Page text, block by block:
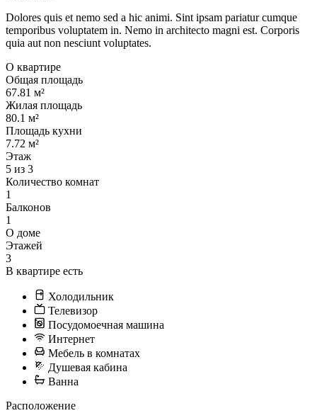
Dolores quis et nemo sed a hic animi. Sint ipsam pariatur cumque
temporibus voluptatem in. Nemo in architecto magni est. Corporis
quia aut non nesciunt voluptates.
О квартире
Общая площадь
67.81 м²
Жилая площадь
80.1 м²
Площадь кухни
7.72 м²
Этаж
5 из 3
Количество комнат
1
Балконов
1
О доме
Этажей
3
В квартире есть
Холодильник
Телевизор
Посудомоечная машина
Интернет
Мебель в комнатах
Душевая кабина
Ванна
Расположение